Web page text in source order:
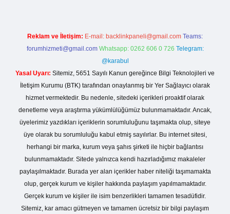
Reklam ve İletişim: E-mail: backlinkpaneli@gmail.com Teams:
forumhizmeti@gmail.com Whatsapp: 0262 606 0 726 Telegram:
@karabul
Yasal Uyarı: Sitemiz, 5651 Sayılı Kanun gereğince Bilgi Teknolojileri ve
İletişim Kurumu (BTK) tarafından onaylanmış bir Yer Sağlayıcı olarak
hizmet vermektedir. Bu nedenle, sitedeki içerikleri proaktif olarak
denetleme veya araştırma yükümlülüğümüz bulunmamaktadır. Ancak,
üyelerimiz yazdıkları içeriklerin sorumluluğunu taşımakta olup, siteye
üye olarak bu sorumluluğu kabul etmiş sayılırlar. Bu internet sitesi,
herhangi bir marka, kurum veya şahıs şirketi ile hiçbir bağlantısı
bulunmamaktadır. Sitede yalnızca kendi hazırladığımız makaleler
paylaşılmaktadır. Burada yer alan içerikler haber niteliği taşımamakta
olup, gerçek kurum ve kişiler hakkında paylaşım yapılmamaktadır.
Gerçek kurum ve kişiler ile isim benzerlikleri tamamen tesadüfidir.
Sitemiz, kar amacı gütmeyen ve tamamen ücretsiz bir bilgi paylaşım